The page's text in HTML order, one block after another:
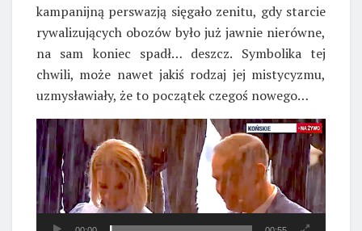
kampanijną perswazją sięgało zenitu, gdy starcie
rywalizujących obozów było już jawnie nierówne,
na sam koniec spadł… deszcz. Symbolika tej
chwili, może nawet jakiś rodzaj jej mistycyzmu,
uzmysławiały, że to początek czegoś nowego…
Odtwarzacz
video